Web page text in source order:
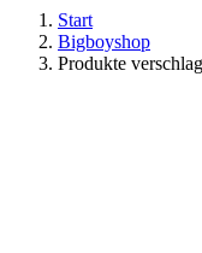
Start
Bigboyshop
Produkte